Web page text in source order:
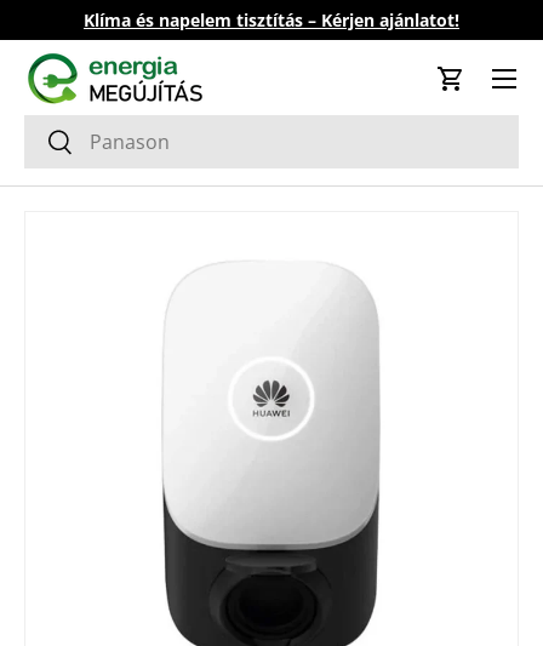
Ugrás a tartalomhoz
Klíma és napelem tisztítás – Kérjen ajánlatot!
Keresés
Keresés
Kosár